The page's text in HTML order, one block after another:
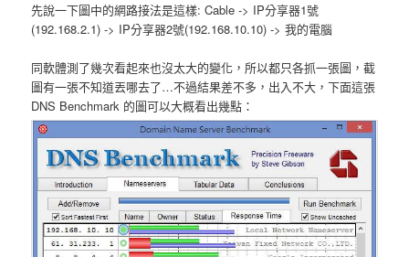
先說一下圖中的網路接法是這樣: Cable -> IP分享器1號
(192.168.2.1) -> IP分享器2號(192.168.10.10) -> 我的電腦
同軟體測了幾次看起來也沒太大的變化，所以都只各抓一張圖，截
圖有一張不知道丟哪去了…不過結果差不多，出入不大，下面這張
DNS Benchmark 的圖可以大概看出幾點：